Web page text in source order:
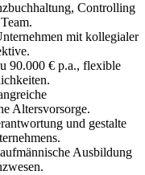
Controlling
mit kollegialer
90.000 € p.a., flexible
Altersvorsorge.
und gestalte
Ausbildung